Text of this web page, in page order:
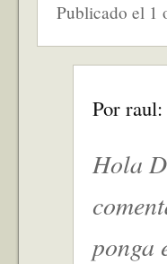
Publicado el 1
Por raul:
Hola
ponga